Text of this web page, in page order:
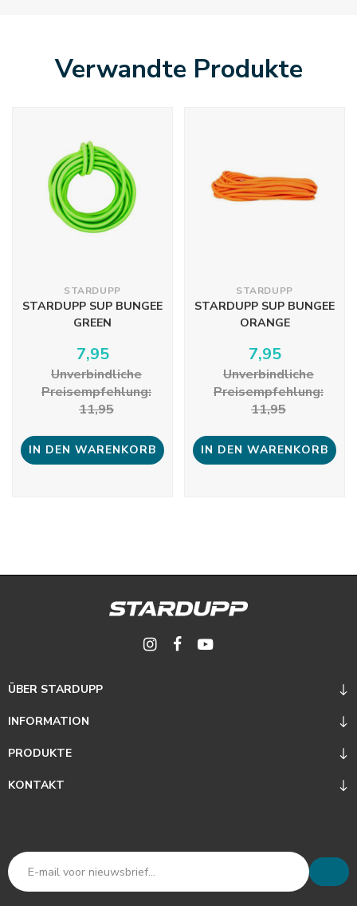
Verwandte Produkte
STARDUPP
STARDUPP SUP BUNGEE
GREEN
7,95
Unverbindliche
Preisempfehlung:
11,95
IN DEN WARENKORB
STARDUPP
STARDUPP SUP BUNGEE
ORANGE
7,95
Unverbindliche
Preisempfehlung:
11,95
IN DEN WARENKORB
ÜBER STARDUPP
INFORMATION
PRODUKTE
KONTAKT